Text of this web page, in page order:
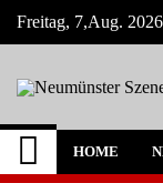
Skip
Freitag, 7,Aug.
Neuigkeiten
HOME